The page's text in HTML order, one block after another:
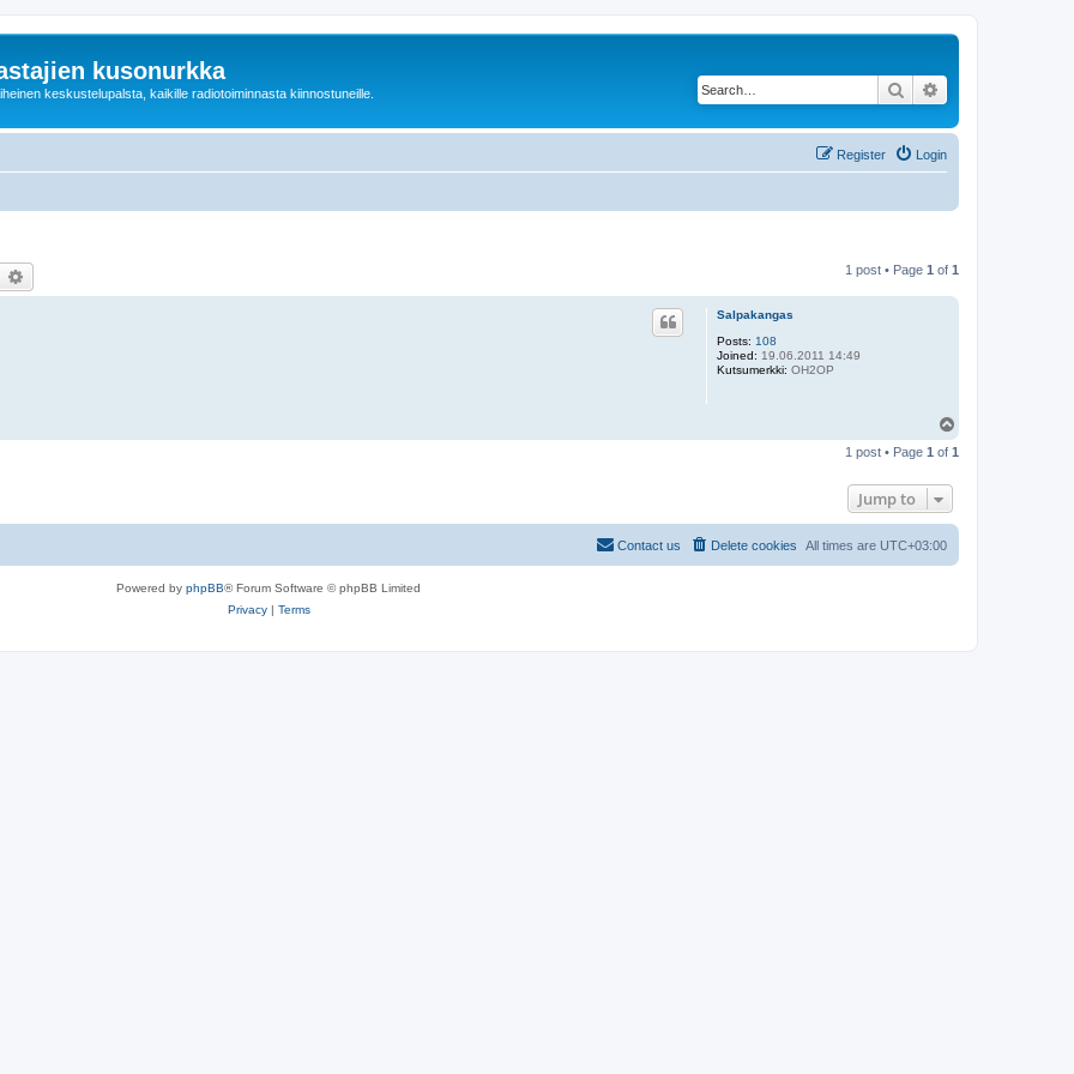
kusonurkka
keskustelupalsta, kaikille radiotoiminnasta kiinnostuneille. Search
Login
Register
Search 1 post • Page 1 of 1
Salpakangas
Posts: 108
Joined: 19.06.2011 14:49
Kutsumerkki: OH2OP
p
1 post • Page 1 of 1
Jump to
All times are UTC+03:00
Delete cookies
Contact us
Powered by phpBB® Forum Software © phpBB Limited
Privacy| Terms